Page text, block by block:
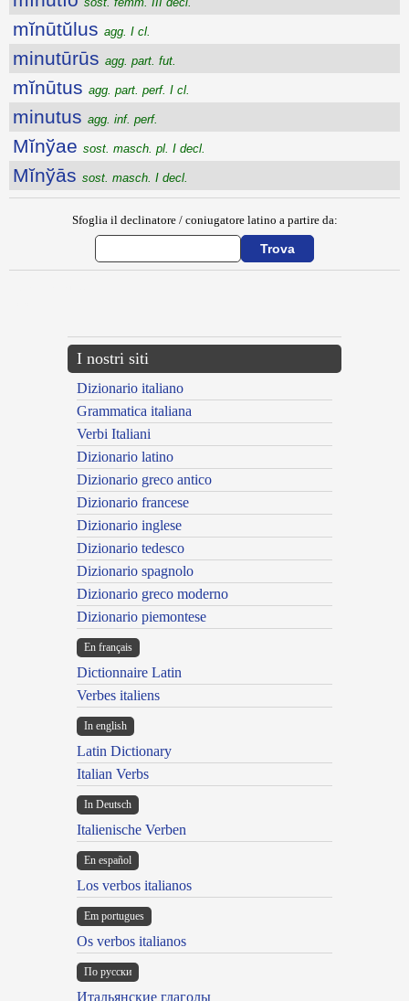
mĭnūtŭlus agg. I cl.
minutūrūs agg. part. fut.
mĭnūtus agg. part. perf. I cl.
minutus agg. inf. perf.
Mĭnўae sost. masch. pl. I decl.
Mĭnўās sost. masch. I decl.
Sfoglia il declinatore / coniugatore latino a partire da:
I nostri siti
Dizionario italiano
Grammatica italiana
Verbi Italiani
Dizionario latino
Dizionario greco antico
Dizionario francese
Dizionario inglese
Dizionario tedesco
Dizionario spagnolo
Dizionario greco moderno
Dizionario piemontese
En français
Dictionnaire Latin
Verbes italiens
In english
Latin Dictionary
Italian Verbs
In Deutsch
Italienische Verben
En español
Los verbos italianos
Em portugues
Os verbos italianos
По русски
Итальянские глаголы